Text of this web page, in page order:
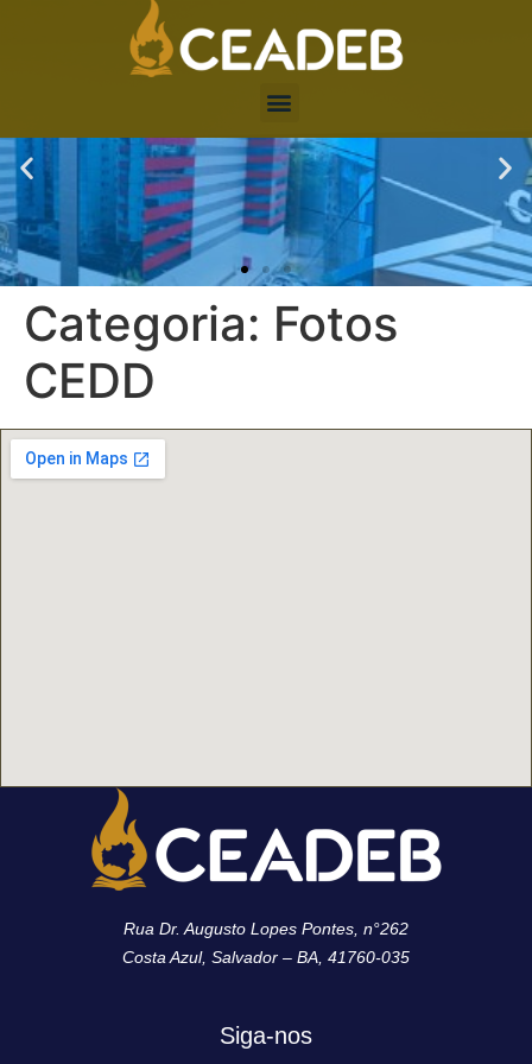
Categoria: Fotos
CEDD
Rua Dr. Augusto Lopes Pontes, n°262
Costa Azul, Salvador – BA, 41760-035
Siga-nos